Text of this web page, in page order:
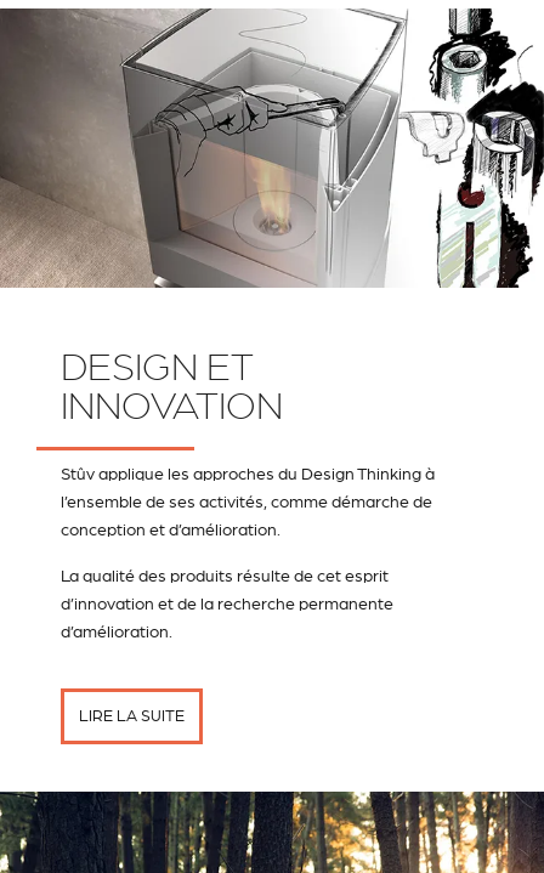
DESIGN ET
INNOVATION
Stûv applique les approches du Design Thinking à
l’ensemble de ses activités, comme démarche de
conception et d’amélioration.
La qualité des produits résulte de cet esprit
d’innovation et de la recherche permanente
d’amélioration.
LIRE LA SUITE